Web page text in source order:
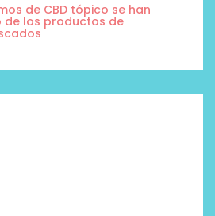
de CBD tópico se han
de los productos de